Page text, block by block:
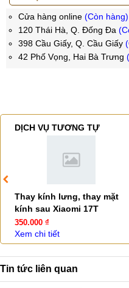
Cửa hàng online (Còn hàng)
120 Thái Hà, Q. Đống Đa
398 Cầu Giấy, Q. Cầu Giấy
42 Phố Vọng, Hai Bà Trưng
DỊCH VỤ TƯƠNG TỰ
Thay kính lưng, thay mặt
kính sau Xiaomi 17T
350.000 ₫
Xem chi tiết
Tin tức liên quan